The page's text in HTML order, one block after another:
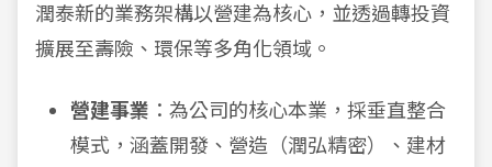
潤泰新的業務架構以營建為核心，並透過轉投資
擴展至壽險、環保等多角化領域。
營建事業 ：為公司的核心本業，採垂直整合
模式，涵蓋開發、營造（潤弘精密）、建材